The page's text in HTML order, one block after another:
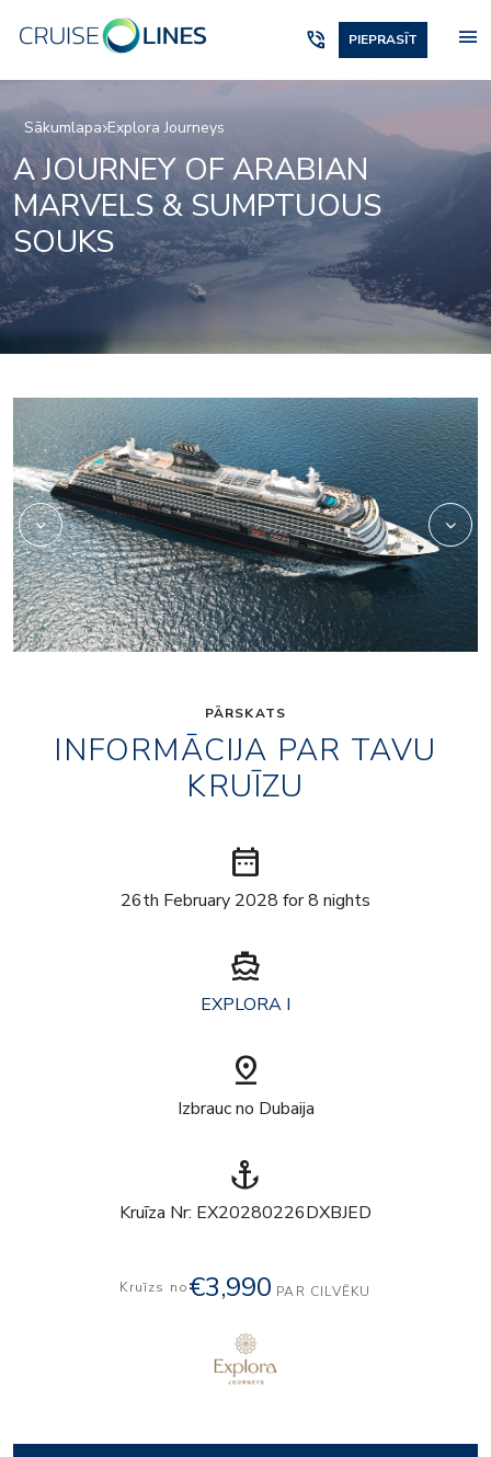
phone_in_talk PIEPRASĪT menu
Sākumlapa Explora Journeys
A JOURNEY OF ARABIAN
MARVELS & SUMPTUOUS
SOUKS
Lobby_01_1
PĀRSKATS
INFORMĀCIJA PAR TAVU
KRUĪZU
date_range
26th February 2028 for 8 nights
directions_boat
EXPLORA I
pin_drop
Izbrauc no Dubaija
anchor
Kruīza Nr: EX20280226DXBJED
Kruīzs no€3,990 PAR CILVĒKU